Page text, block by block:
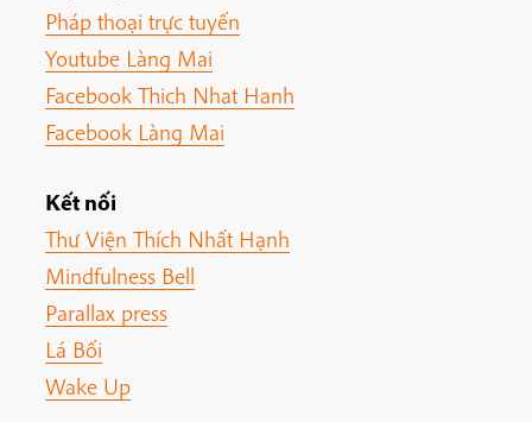
Pháp thoại trực tuyến
Youtube Làng Mai
Facebook Thich Nhat Hanh
Facebook Làng Mai
Kết nối
Thư Viện Thích Nhất Hạnh
Mindfulness Bell
Parallax press
Lá Bối
Wake Up